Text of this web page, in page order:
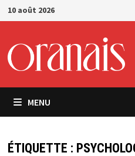
Passer
au
10 août 2026
MENU
ÉTIQUETTE :